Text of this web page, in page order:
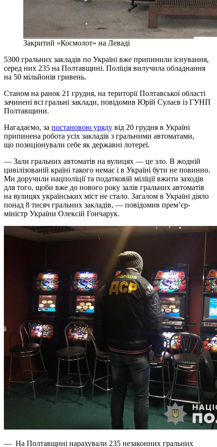
Закритий «Космолот» на Леваді
5300 гральних закладів по Україні вже припинили існування,
серед них 235 на Полтавщині. Поліція вилучила обладнання
на 50 мільйонів гривень.
Станом на ранок 21 грудня, на території Полтавської області
зачинені всі гральні заклади, повідомив Юрій Сулаєв із ГУНП
Полтавщини.
Нагадаємо, за постановою уряду від 20 грудня в Україні
припинена робота усіх закладів з гральними автоматами,
що позиціонували себе як державні лотереї.
— Зали гральних автоматів на вулицях — це зло. В жодній
цивілізованій країні такого немає і в Україні бути не повинно.
Ми доручили нацполіції та податковій міліції вжити заходів
для того, щоби вже до нового року залів гральних автоматів
на вулицях українських міст не стало. Загалом в Україні діяло
понад 8 тисяч гральних закладів, — повідомив прем’єр-
міністр України Олексій Гончарук.
— На Полтавщині нарахували 235 незаконних гральних